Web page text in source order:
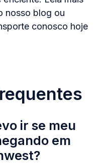
nosso blog ou
conosco hoje
ir se meu
em